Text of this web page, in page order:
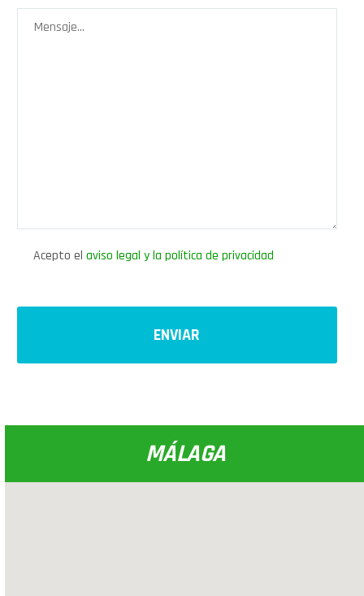
Acepto el aviso legal y la política de privacidad
MÁLAGA